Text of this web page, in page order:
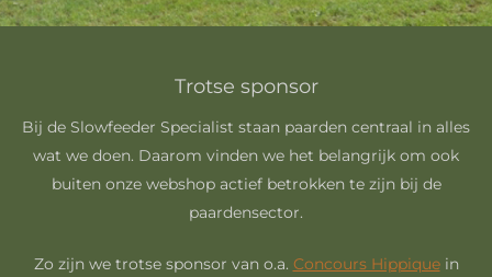
Trotse sponsor
Bij de Slowfeeder Specialist staan paarden centraal in alles
wat we doen. Daarom vinden we het belangrijk om ook
buiten onze webshop actief betrokken te zijn bij de
paardensector.
Zo zijn we trotse sponsor van o.a. Concours Hippiquein